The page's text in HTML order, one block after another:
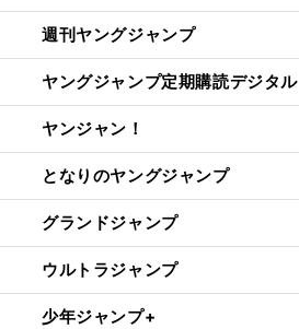
週刊ヤングジャンプ
ヤングジャンプ定期購読デジタル
ヤンジャン！
となりのヤングジャンプ
グランドジャンプ
ウルトラジャンプ
少年ジャンプ+